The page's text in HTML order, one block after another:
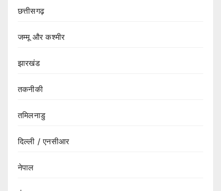
छत्तीसगढ़
जम्मू और कश्मीर
झारखंड
तकनीकी
तमिलनाडु
दिल्ली / एनसीआर
नेपाल